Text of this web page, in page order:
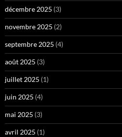
décembre 2025 (3)
novembre 2025 (2)
septembre 2025 (4)
août 2025 (3)
juillet 2025 (1)
juin 2025 (4)
mai 2025 (3)
avril 2025 (1)